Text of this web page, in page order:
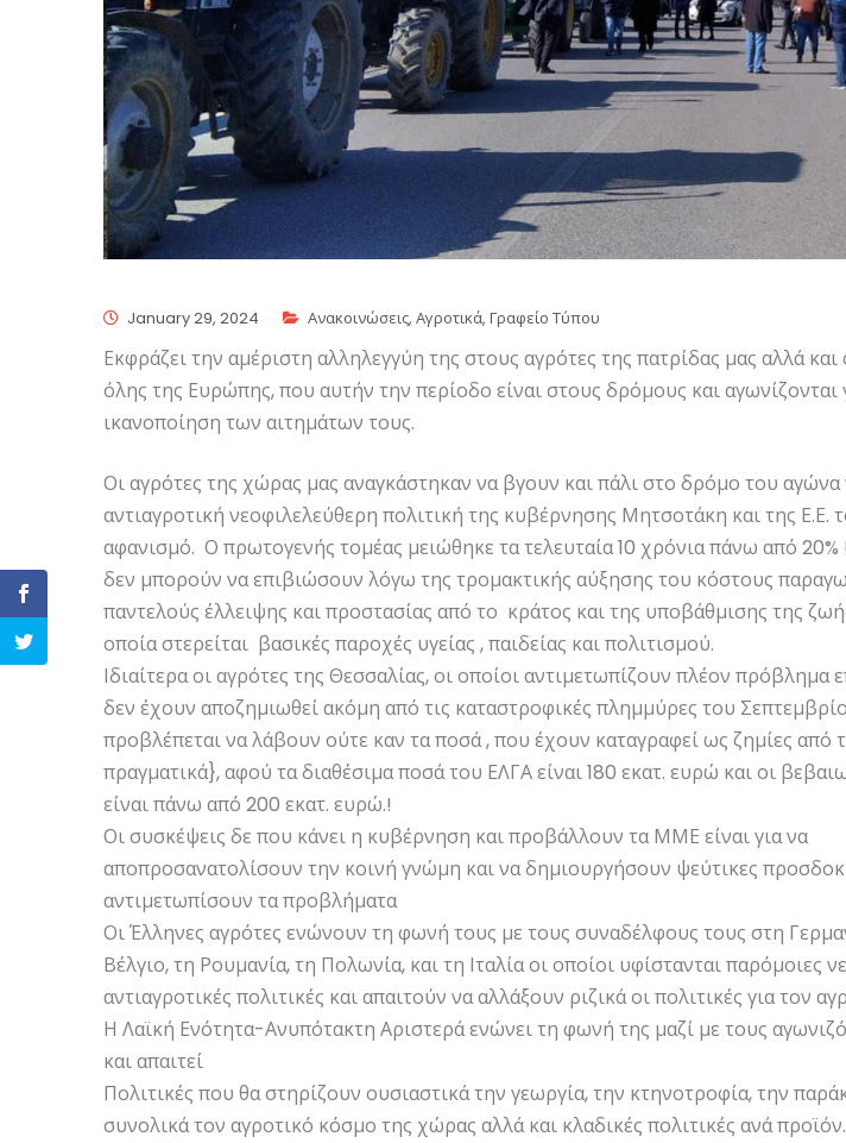
January 29, 2024 Ανακοινώσεις, Αγροτικά, Γραφείο Τύπου
Εκφράζει την αμέριστη αλληλεγγύη της στους αγρότες της πατρίδας μας αλλά και
όλης της Ευρώπης, που αυτήν την περίοδο είναι στους δρόμους και αγωνίζονται
ικανοποίηση των αιτημάτων τους.
Οι αγρότες της χώρας μας αναγκάστηκαν να βγουν και πάλι στο δρόμο του αγώνα
αντιαγροτική νεοφιλελεύθερη πολιτική της κυβέρνησης Μητσοτάκη και της Ε.Ε.
αφανισμό. Ο πρωτογενής τομέας μειώθηκε τα τελευταία 10 χρόνια πάνω από 20%
δεν μπορούν να επιβιώσουν λόγω της τρομακτικής αύξησης του κόστους
παντελούς έλλειψης και προστασίας από το κράτος και της υποβάθμισης της
οποία στερείται βασικές παροχές υγείας , παιδείας και πολιτισμού.
Ιδιαίτερα οι αγρότες της Θεσσαλίας, οι οποίοι αντιμετωπίζουν πλέον πρόβλημα
δεν έχουν αποζημιωθεί ακόμη από τις καταστροφικές πλημμύρες του
προβλέπεται να λάβουν ούτε καν τα ποσά , που έχουν καταγραφεί ως ζημίες από
πραγματικά}, αφού τα διαθέσιμα ποσά του ΕΛΓΑ είναι 180 εκατ. ευρώ και οι
είναι πάνω από 200 εκατ. ευρώ.!
Οι συσκέψεις δε που κάνει η κυβέρνηση και προβάλλουν τα ΜΜΕ είναι για να
αποπροσανατολίσουν την κοινή γνώμη και να δημιουργήσουν ψεύτικες
αντιμετωπίσουν τα προβλήματα
Οι Έλληνες αγρότες ενώνουν τη φωνή τους με τους συναδέλφους τους στη
Βέλγιο, τη Ρουμανία, τη Πολωνία, και τη Ιταλία οι οποίοι υφίστανται παρόμοιες
αντιαγροτικές πολιτικές και απαιτούν να αλλάξουν ριζικά οι πολιτικές για τον
Η Λαϊκή Ενότητα-Ανυπότακτη Αριστερά ενώνει τη φωνή της μαζί με τους
και απαιτεί
Πολιτικές που θα στηρίζουν ουσιαστικά την γεωργία, την κτηνοτροφία, την
συνολικά τον αγροτικό κόσμο της χώρας αλλά και κλαδικές πολιτικές ανά προϊόν.